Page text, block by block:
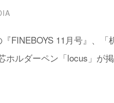
FINEBOYS 11月号』、
ホルダーペン「locus」が